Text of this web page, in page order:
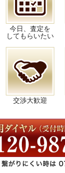
今日、査定を
してもらいたい
交渉大歓迎